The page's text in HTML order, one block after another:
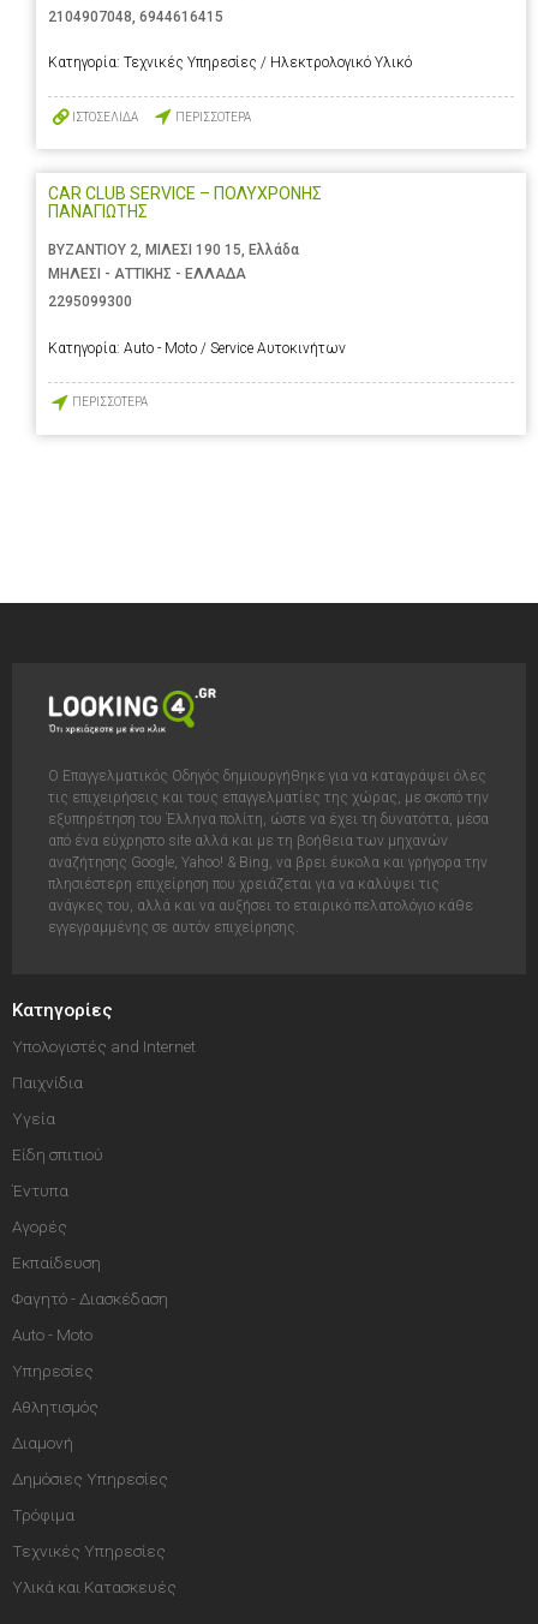
2104907048, 6944616415
Κατηγορία: Τεχνικές Υπηρεσίες / Ηλεκτρολογικό Υλικό
ΙΣΤΟΣΕΛΙΔΑ ΠΕΡΙΣΣΟΤΕΡΑ
CAR CLUB SERVICE – ΠΟΛΥΧΡΟΝΗΣ
ΠΑΝΑΓΙΩΤΗΣ
ΒΥΖΑΝΤΙΟΥ 2, ΜΙΛΕΣΙ 190 15, Ελλάδα
ΜΗΛΕΣΙ - ΑΤΤΙΚΗΣ - ΕΛΛΑΔΑ
2295099300
Κατηγορία: Auto - Moto / Service Αυτοκινήτων
ΠΕΡΙΣΣΟΤΕΡΑ
Ο Επαγγελματικός Οδηγός δημιουργήθηκε για να καταγράψει όλες
τις επιχειρήσεις και τους επαγγελματίες της χώρας, με σκοπό την
εξυπηρέτηση του Έλληνα πολίτη, ώστε να έχει τη δυνατόττα, μέσα
από ένα εύχρηστο site αλλά και με τη βοήθεια των μηχανών
αναζήτησης Google, Yahoo! & Bing, να βρει έυκολα και γρήγορα την
πλησιέστερη επιχείρηση που χρειάζεται για να καλύψει τις
ανάγκες του, αλλά και να αυξήσει το εταιρικό πελατολόγιο κάθε
εγγεγραμμένης σε αυτόν επιχείρησης.
Κατηγορίες
Υπολογιστές and Internet
Παιχνίδια
Υγεία
Είδη σπιτιού
Έντυπα
Αγορές
Εκπαίδευση
Φαγητό - Διασκέδαση
Auto - Moto
Υπηρεσίες
Αθλητισμός
Διαμονή
Δημόσιες Υπηρεσίες
Τρόφιμα
Τεχνικές Υπηρεσίες
Υλικά και Κατασκευές